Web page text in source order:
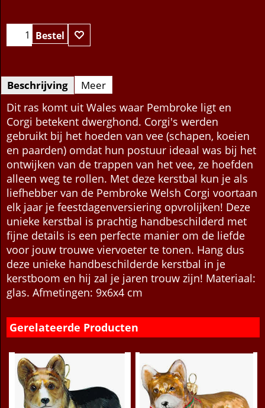
Beschrijving Meer
Dit ras komt uit Wales waar Pembroke ligt en
Corgi betekent dwerghond. Corgi's werden
gebruikt bij het hoeden van vee (schapen, koeien
en paarden) omdat hun postuur ideaal was bij het
ontwijken van de trappen van het vee, ze hoefden
alleen weg te rollen. Met deze kerstbal kun je als
liefhebber van de Pembroke Welsh Corgi voortaan
elk jaar je feestdagenversiering opvrolijken! Deze
unieke kerstbal is prachtig handbeschilderd met
fijne details is een perfecte manier om de liefde
voor jouw trouwe viervoeter te tonen. Hang dus
deze unieke handbeschilderde kerstbal in je
kerstboom en hij zal je jaren trouw zijn! Materiaal: